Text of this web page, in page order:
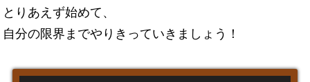
とりあえず始めて、
自分の限界までやりきっていきましょう！